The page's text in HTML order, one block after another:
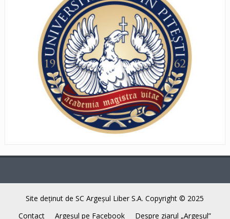
Site deţinut de SC Argeşul Liber S.A. Copyright © 2025
Contact
Argeşul pe Facebook Despre ziarul „Argeşul”